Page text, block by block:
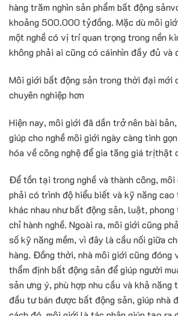
hàng trăm nghìn sản phẩm bất động sảnv
khoảng 500.000 tỷđồng. Mặc dù môi giớ
một nghềcó vịtrí quan trọng trong nền
không phải ai cũng có cáinhìn đầy đủ và
Môi giới bất động sản trong thời đại mới
chuyên nghiệp hơn
Hiện nay, môi giới đã dần trởnên bài bả
giúp cho nghềmôi giới ngày càng tinh gọ
hóa vềcông nghệ đểgia tăng giá trịthật
Đểtồn tại trong nghề và thành công, môi
phải có trình độhiểu biết và kỹnăng cao
khác nhau như bất động sản, luật, phong
chỉhành nghề. Ngoài ra, môi giới cũng phả
sốkỹnăng mềm, vì đây là cầu nối giữa ch
hàng. Đồng thời, nhà môi giới cũng đóng
thẩm định bất động sản đểgiúp người
sản ưng ý, phù hợp nhu cầu và khả năng
đầu tư bán được bất động sản, giúp nhà đ